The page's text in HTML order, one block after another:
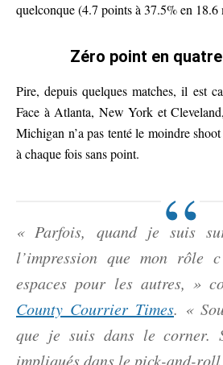
quelconque (4.7 points à 37.5% en 18.6
Zéro point en
Pire, depuis quelques matches, il est
Face à Atlanta, New York et
Michigan n’a pas tenté le moindre
à chaque fois sans point.
« Parfois, quand je suis
l’impression que mon rôle
espaces pour les autres, »
County Courrier Times. «
que je suis dans le corner.
impliqués dans le pick-and-